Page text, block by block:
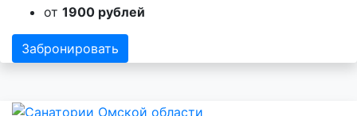
от 1900 рублей
Забронировать